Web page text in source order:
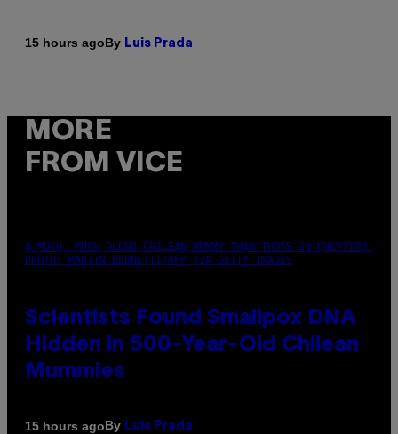
15 hours agoBy Luis Prada
MORE
FROM VICE
A MUCH, MUCH OLDER CHILEAN MUMMY THAN THOSE IN QUESTION.
PHOTO: MARTIN BERNETTI/AFP VIA GETTY IMAGES
Scientists Found Smallpox DNA
Hidden in 500-Year-Old Chilean
Mummies
15 hours agoBy Luis Prada